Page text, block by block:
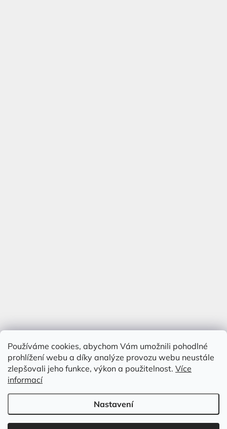
Používáme cookies, abychom Vám umožnili pohodlné
prohlížení webu a díky analýze provozu webu neustále
zlepšovali jeho funkce, výkon a použitelnost. Více
informací
Nastavení
Vytvořil Shoptet